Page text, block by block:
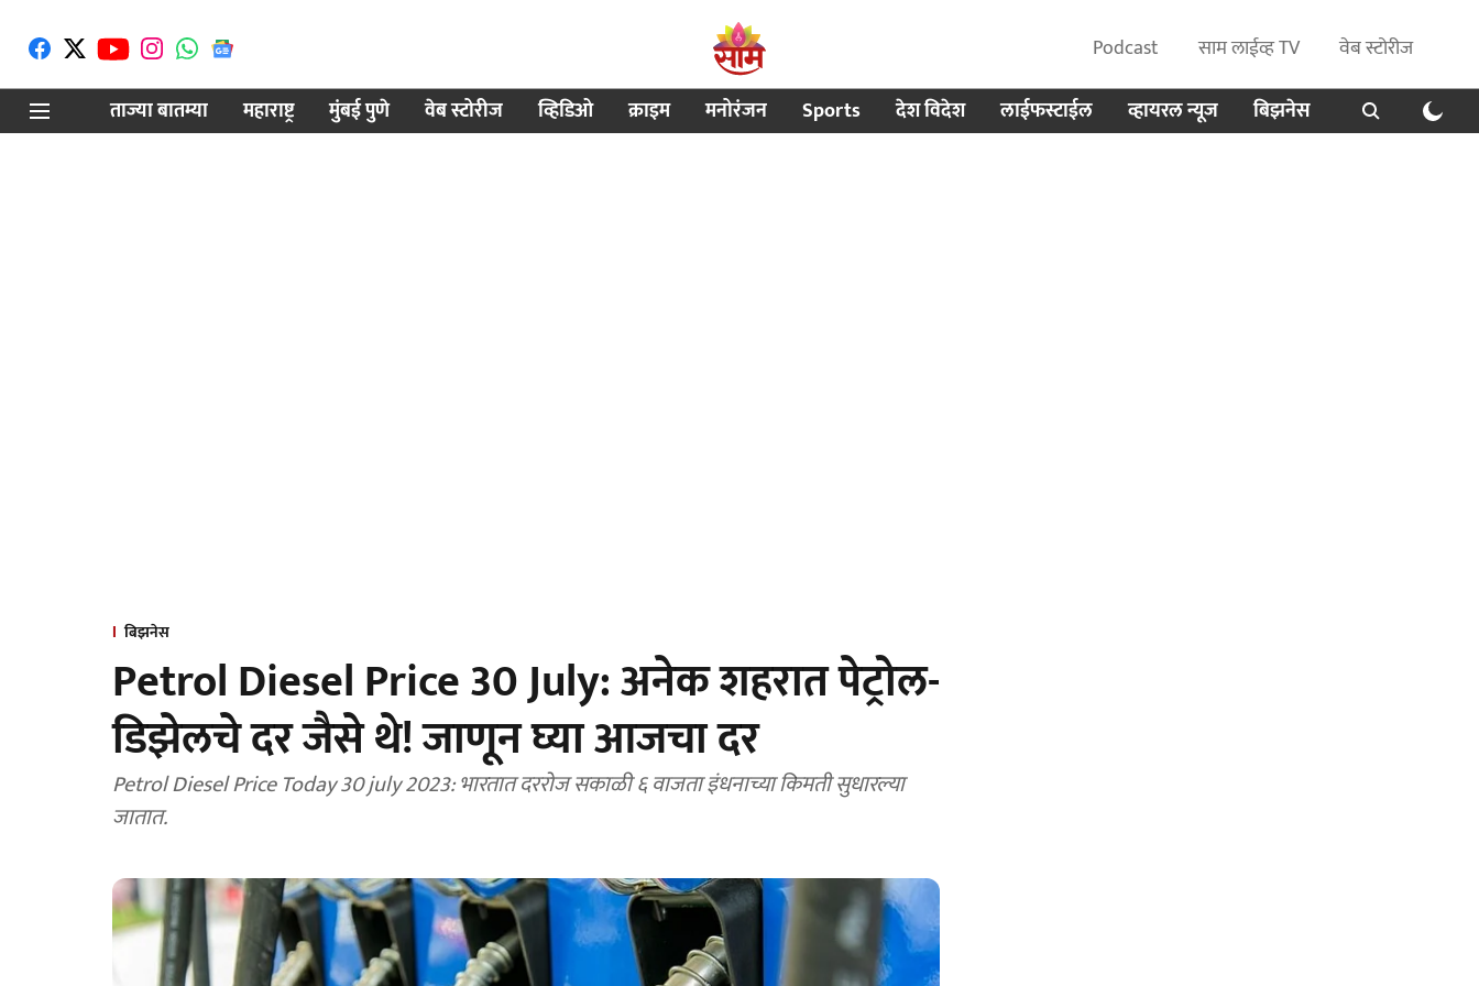
Podcast साम लाईव्ह TV
वेब स्टोरीज
ताज्या बातम्या
महाराष्ट्र मुंबई पुणे वेब स्टोरीज व्हिडिओ क्राइम मनोरंजन Sports देश विदेश लाईफस्टाईल व्हायरल न्यूज बिझनेस
बिझनेस
Petrol Diesel Price 30 July: अनेक शहरात पेट्रोल-
डिझेलचे दर जैसे थे! जाणून घ्या आजचा दर
Petrol Diesel Price Today 30 july 2023: भारतात दररोज सकाळी ६ वाजता इंधनाच्या किमती सुधारल्या
जातात.